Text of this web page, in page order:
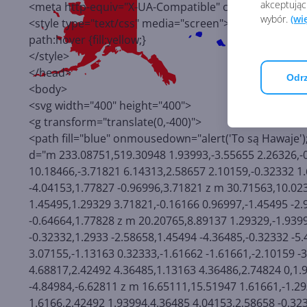
wybór.
<meta http-equiv="X-UA-Compatible" content="IE=9"/
<style type="text/css" media="screen">
path:hover {fill:yellow;}
</style>
</head>
<body>
<svg width="400" height="400">
<g transform="translate(0,-400)">
<path fill="blue" onmousedown="alert('To są
d="m 233.08751,519.30948 1.93993,-3.55655
10.18466,-3.71821 6.14313,2.58657 2.10159,-0.32332
-4.04153,1.77827 -0.96996,3.71821 z m
1.45495,1.29329 3.71821,-0.16166 0.96997,-1.45495 -
-0.64664,1.77828 z m 20.20765,8.89137 1.29329,-
-0.32332,1.2933 -2.58658,1.45494 -4.36485,-0.32332 -
3.07155,-1.13163 0.32333,-1.61662 -1.61661,-2.10159
4.68817,2.42492 4.36485,1.13163 4.36486,2.74824
-4.84984,-6.62811 z m 16.65111,15.51947 1.61661,-
1.6166,2.42492 1.93994,4.36485 4.04153,2.58658 -